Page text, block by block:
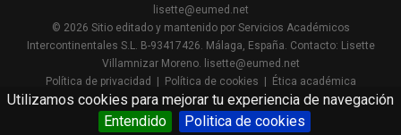
Utilizamos cookies para mejorar tu experiencia de navegación
Entendido
Politica de cookies
lisette@eumed.net
© 2026 Sitio editado y mantenido por Servicios Académicos
Intercontinentales S.L. B-93417426. Málaga, España. Contacto: Lisette
Villamnizar Moreno.
lisette@eumed.net
Política de privacidad
| Política de cookies | Ética académica